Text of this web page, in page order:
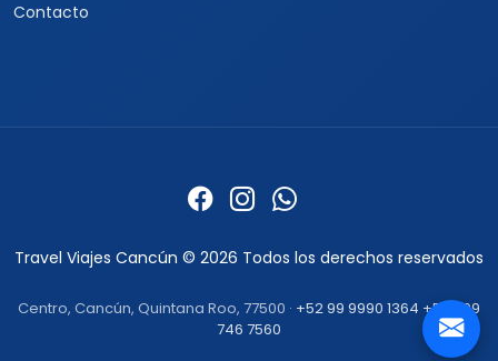
Contacto
Travel Viajes Cancún © 2026 Todos los derechos reservados
Centro, Cancún, Quintana Roo, 77500 · +52 99 9990 1364 +52 999
746 7560